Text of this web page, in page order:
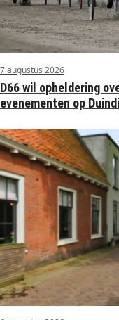
7 augustus 2026
D66 wil opheldering
evenementen op